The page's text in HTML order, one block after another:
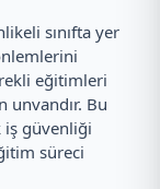
sınıfta yer
eğitimleri
Bu
iş güvenliği
süreci